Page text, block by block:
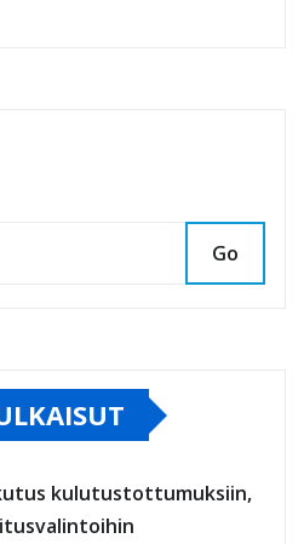
Go
kulutustottumuksiin,